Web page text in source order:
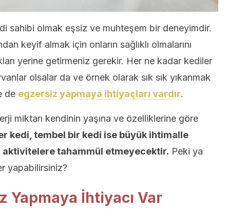
sahibi olmak eşsiz ve muhteşem bir deneyimdir.
keyif almak için onların sağlıklı olmalarını
yerine getirmeniz gerekir. Her ne kadar kediler
olsalar da ve örnek olarak sık sık yıkanmak
de egzersiz yapmaya ihtiyaçları vardır.
miktarı kendinin yaşına ve özelliklerine göre
kedi, tembel bir kedi ise büyük ihtimalle
tahammül etmeyecektir. Peki ya
yapabilirsiniz?
Yapmaya İhtiyacı Var